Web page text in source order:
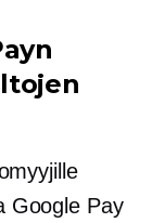
Google Pay